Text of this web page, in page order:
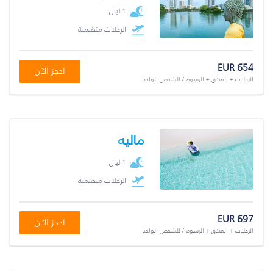
1 ليال
الرحلات متضمنة
EUR 654
الرحلات + الفندق + الرسوم / للشخص الواحد
احجز الآن
ماليه
1 ليال
الرحلات متضمنة
EUR 697
الرحلات + الفندق + الرسوم / للشخص الواحد
احجز الآن